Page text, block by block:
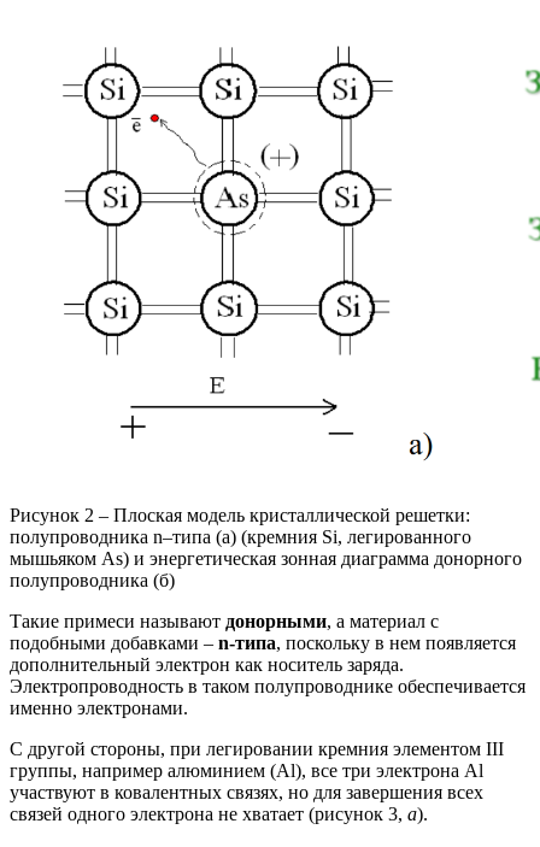
Рисунок 2 – Плоская модель кристаллической решетки:
полупроводника n–типа (а) (кремния Si, легированного
мышьяком As) и энергетическая зонная диаграмма донорного
полупроводника (б)
Такие примеси называют донорными, а материал с
подобными добавками – n-типа, поскольку в нем появляется
дополнительный электрон как носитель заряда.
Электропроводность в таком полупроводнике обеспечивается
именно электронами.
С другой стороны, при легировании кремния элементом III
группы, например алюминием (Al), все три электрона Al
участвуют в ковалентных связях, но для завершения всех
связей одного электрона не хватает (рисунок 3, а).